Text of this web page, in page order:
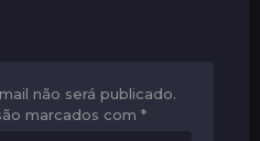
não será publicado.
marcados com *